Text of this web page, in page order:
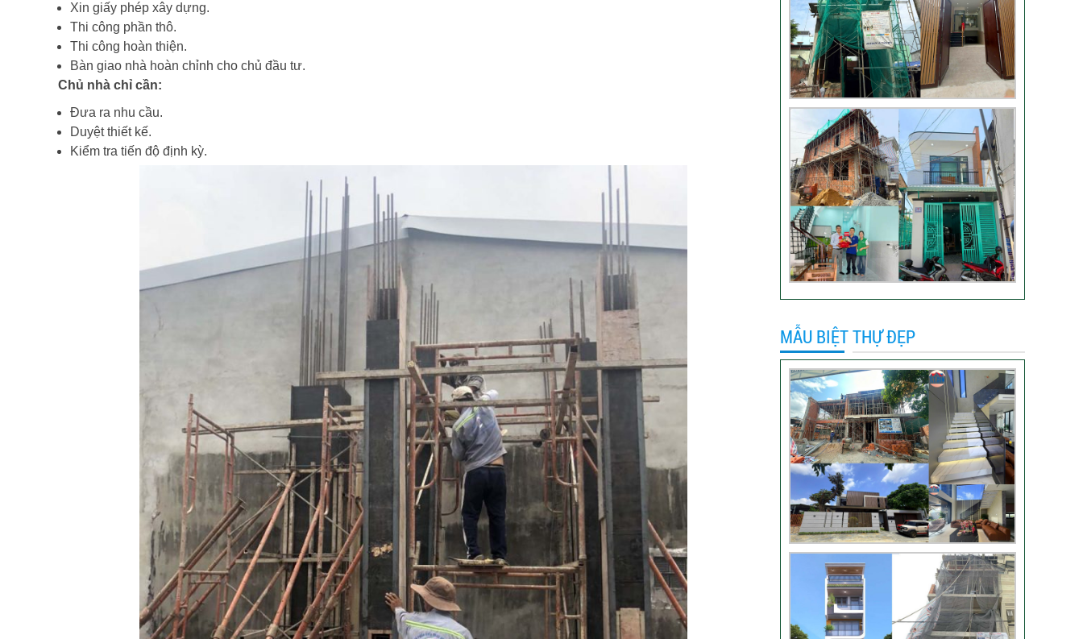
Xin giấy phép xây dựng.
Thi công phần thô.
Thi công hoàn thiện.
Bàn giao nhà hoàn chỉnh cho chủ đầu tư.
Chủ nhà chỉ cần:
Đưa ra nhu cầu.
Duyệt thiết kế.
Kiểm tra tiến độ định kỳ.
Thi công móng nhà
có sàn vượt nhịp tại
Hóc Môn
Đánh giá của khách
hàng xây nhà 3 tầng
tại Thủ Đức
Video đánh giá của
khách hàng anh Hào
Quận Gò Vấp-Xây
nhà trọn gói
VIDEO đánh giá của
khách hàng xây nhà
trọn gói tại TP Thủ
Video sửa nhà trọn
gói tại Tân Bình
Video hình ảnh thi
công nhà anh Hiếu
Video bàn giao nhà
chị Phượng – Nhà Bè
TPHCM
Video đánh giá từ
khách hàng chị Oanh
– sửa nhà
MẪU BIỆT THỰ ĐẸP